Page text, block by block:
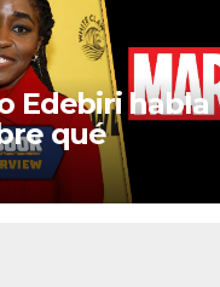
Edebiri habla
qué
de
de Marvel